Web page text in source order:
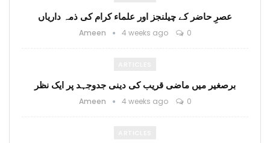
عصرِ حاضر کے چیلنجز اور علماء کرام کی ذمہ داریاں
Ameen 4 weeks ago 0
برصغیر میں ماضی قریب کی دینی جدوجہد پر ایک نظر
Ameen 4 weeks ago 0